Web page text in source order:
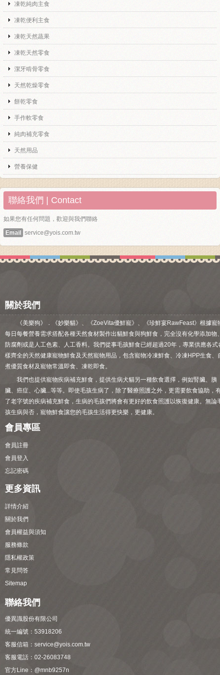
凍乾純肉主食
凍乾便利主食
凍乾天然蔬果
凍乾天然零食
潔牙啃骨零食
天然乾燥零食
餅乾零食
手作軟零食
純肉補充零食
天然用品
營養保健
聯絡我們 | Contact
如果您有任何問題，歡迎與我們聯絡
Email
service@yois.com.tw
關於我們
《美樂狗》．《妙樂貓》、《ZoeVita優鮮寵》、《珍鮮宴RawFeast》根據寵
每日每餐營養需求搭配各種天然食材製作出貓鮮食與狗鮮食，完全沒有化學添加物
防腐劑或是人工色素、人工香料。我們從事毛孩鮮食已經超過20年，專業供應各式
樣齊全的天然健康寵物鮮食及天然寵物用品，包含寵物冷凍鮮食、冷凍HPP生食、
煮優質食材及寵物常溫即食、凍乾即食。
我們也提供寵物疾病補充鮮食，提供生病犬貓另一種飲食選擇，例如腎臟、胰
臟、癌症、心臟...等等。即使毛孩生病了，除了醫療照護之外，更需要飲食協助，
了老字號的疾病補充鮮食，生病的毛孩們將會有更好的飲食照護以恢復健康。無論
孩生病與否，寵物鮮食讓您的毛孩生活得更快樂，更健康。
會員專區
會員註冊
會員登入
忘記密碼
更多資訊
詳情介紹
關於我們
會員權益與須知
服務條款
隱私權政策
常見問答
Sitemap
聯絡我們
優異識股份有限公司
統一編號：53918206
客服信箱： service@yois.com.tw
客服電話：02-26083748
官方Line： @mnb9257n